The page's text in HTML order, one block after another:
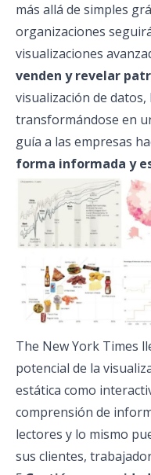
más allá de simples
organizaciones
visualizaciones
venden y revelar
visualización de
transformándose en
guía a las empresas
forma informada y
The New York Times
potencial de la
estática como
comprensión de
lectores y lo mismo
sus clientes,